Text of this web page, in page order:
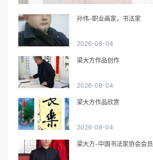
孙伟-职业画家，书法家
2026-08-04
梁大方作品创作
2026-08-04
梁大方作品欣赏
2026-08-04
梁大方-中国书法家协会会员